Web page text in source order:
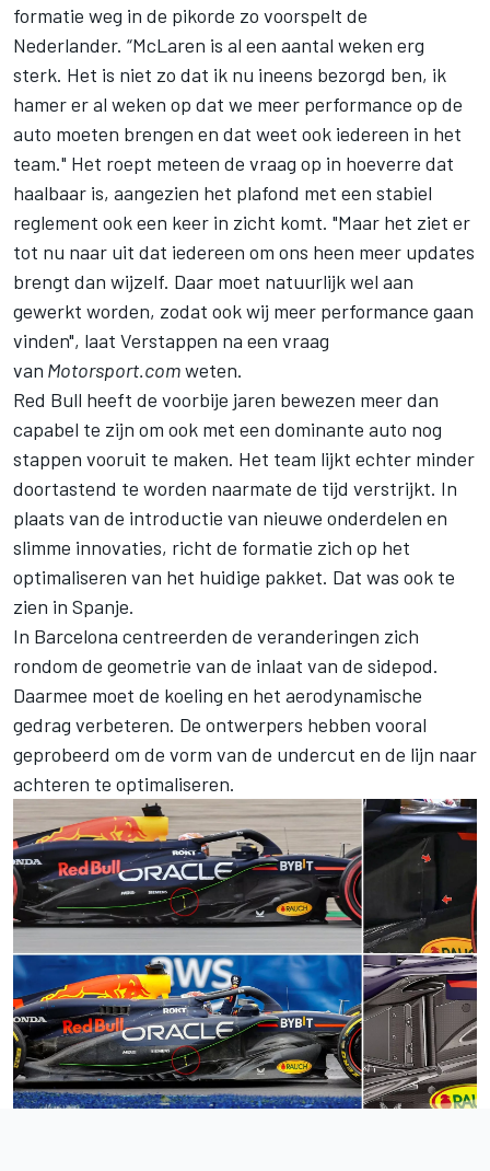
formatie weg in de pikorde zo voorspelt de
Nederlander. “McLaren is al een aantal weken erg
sterk. Het is niet zo dat ik nu ineens bezorgd ben, ik
hamer er al weken op dat we meer performance op de
auto moeten brengen en dat weet ook iedereen in het
team." Het roept meteen de vraag op in hoeverre dat
haalbaar is, aangezien het plafond met een stabiel
reglement ook een keer in zicht komt. "Maar het ziet er
tot nu naar uit dat iedereen om ons heen meer updates
brengt dan wijzelf. Daar moet natuurlijk wel aan
gewerkt worden, zodat ook wij meer performance gaan
vinden", laat Verstappen na een vraag
van Motorsport.comweten.
Red Bull heeft de voorbije jaren bewezen meer dan
capabel te zijn om ook met een dominante auto nog
stappen vooruit te maken. Het team lijkt echter minder
doortastend te worden naarmate de tijd verstrijkt. In
plaats van de introductie van nieuwe onderdelen en
slimme innovaties, richt de formatie zich op het
optimaliseren van het huidige pakket. Dat was ook te
zien in Spanje.
In Barcelona centreerden de veranderingen zich
rondom de geometrie van de inlaat van de sidepod.
Daarmee moet de koeling en het aerodynamische
gedrag verbeteren. De ontwerpers hebben vooral
geprobeerd om de vorm van de undercut en de lijn naar
achteren te optimaliseren.